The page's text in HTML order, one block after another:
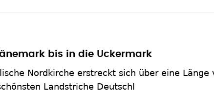
bis in die Uckermark
Nordkirche erstreckt sich über eine
Landstriche Deutschl